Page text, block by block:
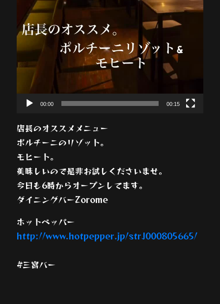
00:00 00:15
店長のオススメメニュー
ポルチーニのリゾット。
モヒート。
美味しいので是非お試しくださいませ。
今日も6時からオープンしてます。
ダイニングバーZorome
ホットペッパー
http://www.hotpepper.jp/strJ000805665/
#三宮バー